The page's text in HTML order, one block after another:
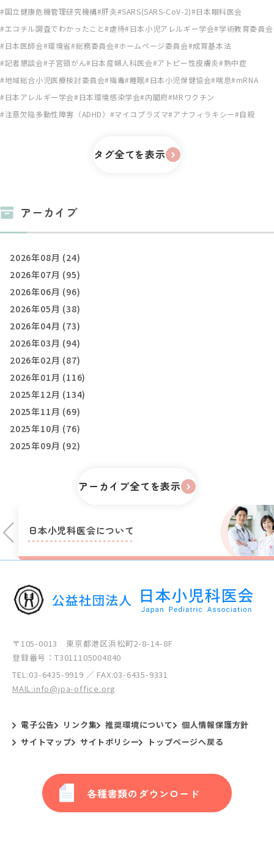
国立健康危機管理研究機構 肝炎 SARS(SARS-CoV-2)
日本眼科医会
エコチル調査でわかったこと 虐待 日本小児アレルギー学会 学術教育委員会
日本医師会 環境省 総務委員会 ホームページ委員会 成育基本法
記者懇談会 子宮頸がん 日本産婦人科医会 アトピー性皮膚炎 熱中症
地域総合小児医療検討委員会 梅毒 睡眠 日本小児保健協会 喘息 mRNA
日本アレルギー学会 日本環境感染学会 内閣府 MRワクチン
注意欠陥多動性障害（ADHD）
マイコプラズマ アナフィラキシー 自殺
タグ全てを表示
アーカイブ
2026年08月 (24)
2026年07月 (95)
2026年06月 (96)
2026年05月 (38)
2026年04月 (73)
2026年03月 (94)
2026年02月 (87)
2026年01月 (116)
2025年12月 (134)
2025年11月 (69)
2025年10月 (76)
2025年09月 (92)
アーカイブ全てを表示
日本小児科医会について
〒105-0013 東京都港区浜松町2-8-14-8F
登録番号：T3011105004840
TEL:03-6435-9919 ／ FAX:03-6435-9331
MAIL:info@jpa-office.org
電子公告 リンク集 推奨環境について
個人情報保護方針
サイトマップ
サイトポリシー トップページへ戻る
各種書類のダウンロード